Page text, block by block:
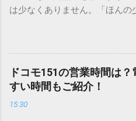
は少なくありません。「ほんの
と、実は予期せぬトラブルを
一般的な生活排水とは性質が
水口へ流すことは環境負荷だけ
傷める可能性も高いため、非常
墨汁を安全かつ環境に優しい方
容器を適切に分別する方法を徹
ドコモ151の営業時間は
すい時間もご紹介！
15:30